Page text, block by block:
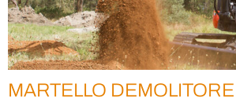
MARTELLO DEMOLITORE